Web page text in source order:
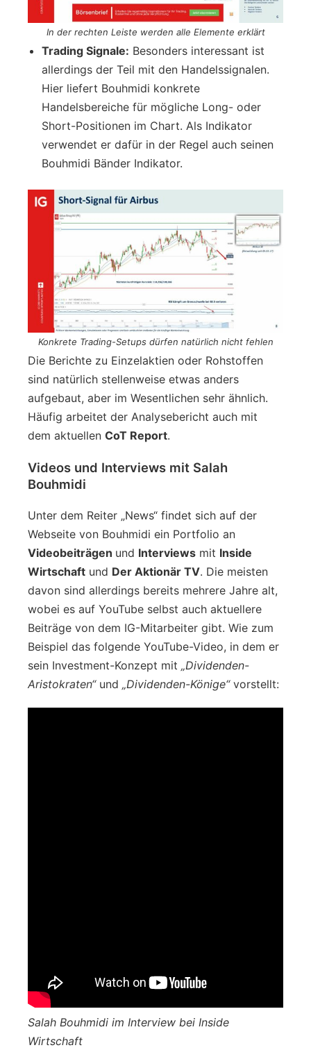
In der rechten Leiste werden alle Elemente erklärt
Trading Signale: Besonders interessant ist
allerdings der Teil mit den Handelssignalen.
Hier liefert Bouhmidi konkrete
Handelsbereiche für mögliche Long- oder
Short-Positionen im Chart. Als Indikator
verwendet er dafür in der Regel auch seinen
Bouhmidi Bänder Indikator.
Konkrete Trading-Setups dürfen natürlich nicht fehlen
Die Berichte zu Einzelaktien oder Rohstoffen
sind natürlich stellenweise etwas anders
aufgebaut, aber im Wesentlichen sehr ähnlich.
Häufig arbeitet der Analysebericht auch mit
dem aktuellen CoT Report.
Videos und Interviews mit Salah
Bouhmidi
Unter dem Reiter „News“ findet sich auf der
Webseite von Bouhmidi ein Portfolio an
Videobeiträgen und Interviews mit Inside
Wirtschaft und Der Aktionär TV. Die meisten
davon sind allerdings bereits mehrere Jahre alt,
wobei es auf YouTube selbst auch aktuellere
Beiträge von dem IG-Mitarbeiter gibt. Wie zum
Beispiel das folgende YouTube-Video, in dem er
sein Investment-Konzept mit „Dividenden-
Aristokraten“und „Dividenden-Könige“vorstellt:
Salah Bouhmidi im Interview bei Inside
Wirtschaft